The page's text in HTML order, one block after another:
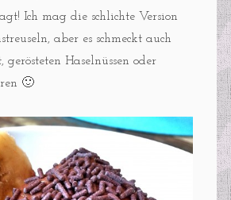
Ich mag die schlichte Version
aber es schmeckt auch
Haselnüssen oder
🙂